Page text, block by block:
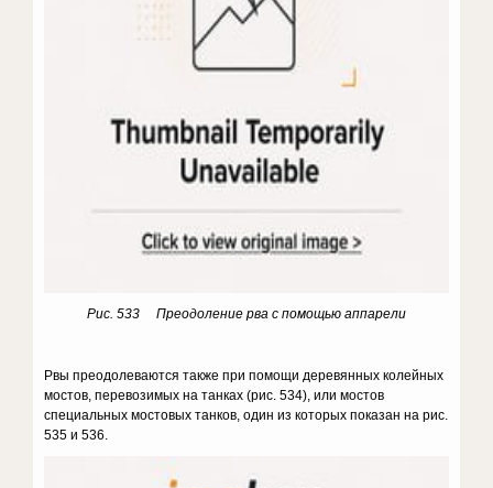
Рис. 533 Преодоление рва с помощью аппарели
Рвы преодолеваются также при помощи дере­вянных колейных
мостов, перевозимых на танках (рис. 534), или мостов
специальных мостовых танков, один из которых показан на рис.
535 и 536.